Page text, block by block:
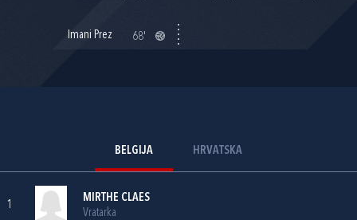
Imani Prez 68'
BELGIJA HRVATSKA
1
MIRTHE CLAES
Vratarka